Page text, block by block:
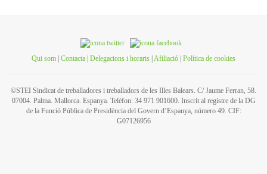
Qui som | Contacta | Delegacions i horaris | Afiliació | Política de cookies
©STEI Sindicat de treballadores i treballadors de les Illes Balears. C/ Jaume Ferran, 58.
07004. Palma. Mallorca. Espanya. Telèfon: 34 971 901600. Inscrit al registre de la DG
de la Funció Pública de Presidència del Govern d’Espanya, número 49. CIF:
G07126956